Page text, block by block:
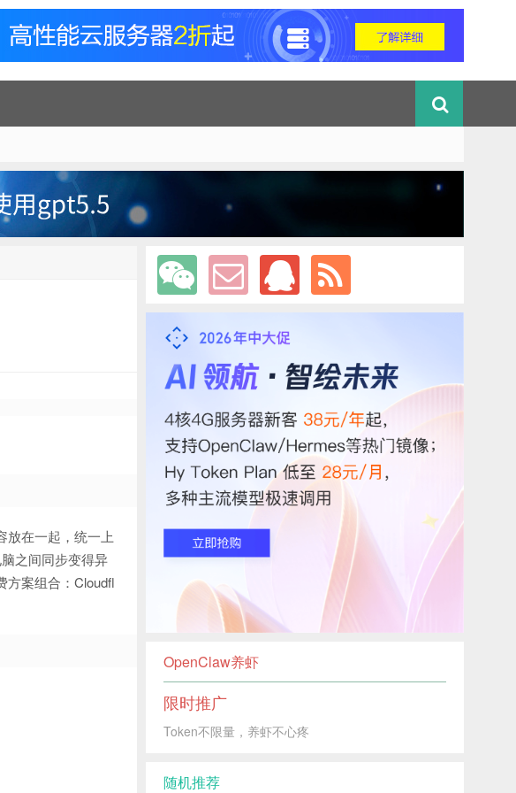
放在一起，统一上
之间同步变得异
方案组合：Cloudfl
OpenClaw养虾
限时推广
Token不限量，养虾不心疼
随机推荐